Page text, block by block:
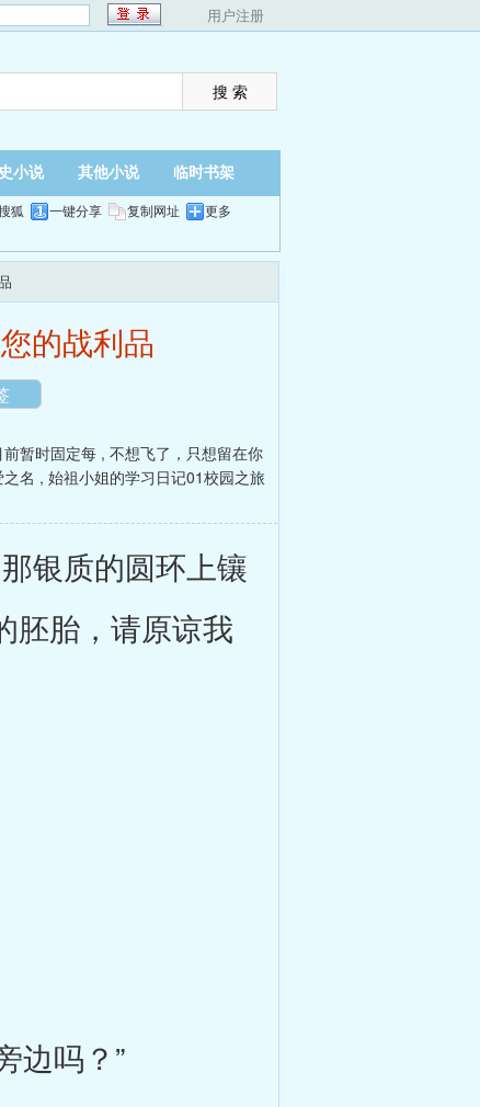
用户注册
小说 其他小说 临时书架
狐 一键分享 复制网址 更多
的战利品
暂时固定每 , 不想飞了，只想留在你
名 , 始祖小姐的学习日记01校园之旅
银质的圆环上镶
胚胎，请原谅我
边吗？”